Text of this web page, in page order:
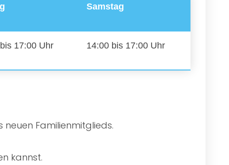
Samstag
17:00 Uhr 14:00 bis 17:00 Uhr
Familienmitglieds.
kannst.